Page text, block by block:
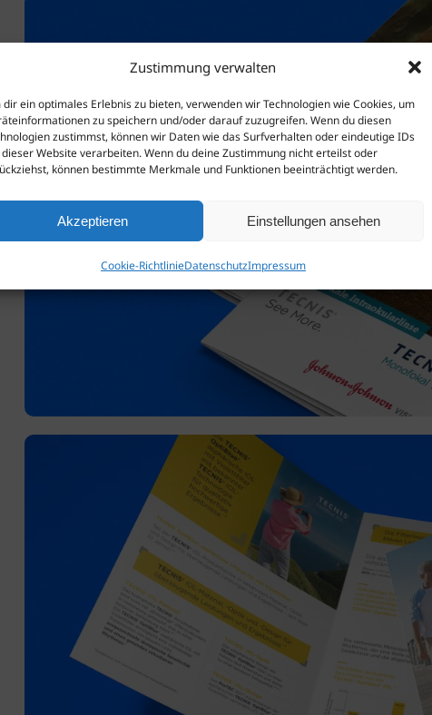
Zustimmung verwalten
dir ein optimales Erlebnis zu bieten, verwenden wir Technologien wie Cookies, um
zu speichern und/oder darauf zuzugreifen. Wenn du diesen
zustimmst, können wir Daten wie das Surfverhalten oder eindeutige IDs
Website verarbeiten. Wenn du deine Zustimmung nicht erteilst oder
können bestimmte Merkmale und Funktionen beeinträchtigt werden.
Akzeptieren Einstellungen ansehen
Cookie-RichtlinieDatenschutzImpressum